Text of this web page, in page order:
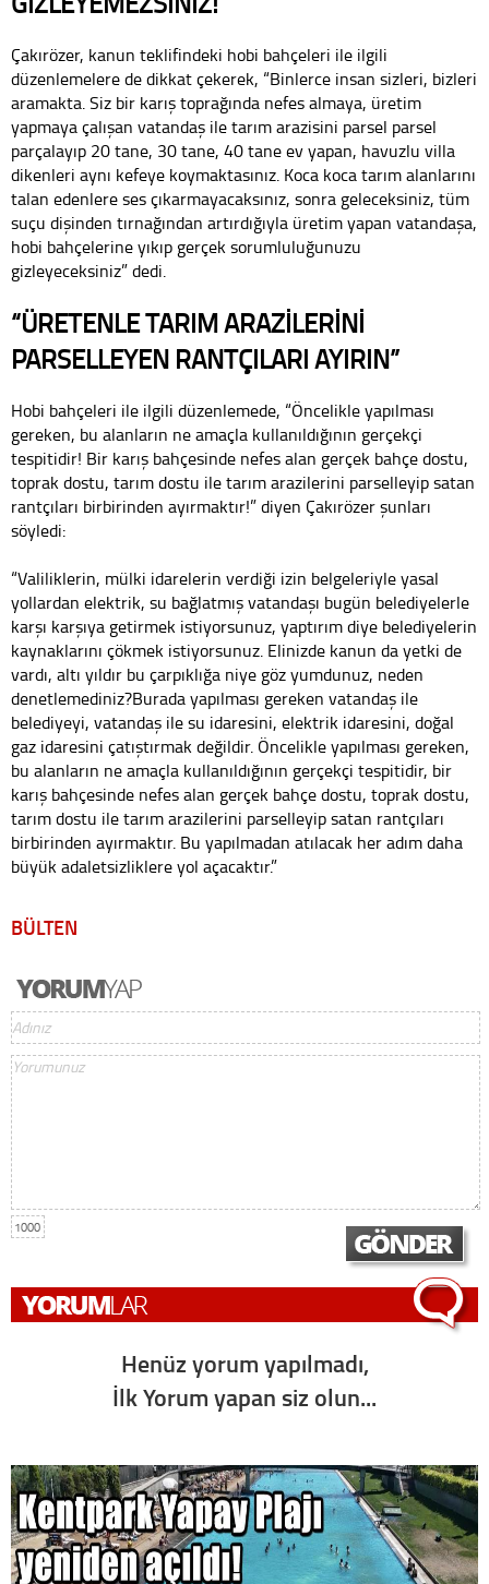
Çakırözer, kanun teklifindeki hobi bahçeleri ile ilgili
düzenlemelere de dikkat çekerek, “Binlerce insan sizleri, bizleri
aramakta. Siz bir karış toprağında nefes almaya, üretim
yapmaya çalışan vatandaş ile tarım arazisini parsel parsel
parçalayıp 20 tane, 30 tane, 40 tane ev yapan, havuzlu villa
dikenleri aynı kefeye koymaktasınız. Koca koca tarım alanlarını
talan edenlere ses çıkarmayacaksınız, sonra geleceksiniz, tüm
suçu dişinden tırnağından artırdığıyla üretim yapan vatandaşa,
hobi bahçelerine yıkıp gerçek sorumluluğunuzu
gizleyeceksiniz” dedi.
“ÜRETENLE TARIM ARAZİLERİNİ
PARSELLEYEN RANTÇILARI AYIRIN”
Hobi bahçeleri ile ilgili düzenlemede, “Öncelikle yapılması
gereken, bu alanların ne amaçla kullanıldığının gerçekçi
tespitidir! Bir karış bahçesinde nefes alan gerçek bahçe dostu,
toprak dostu, tarım dostu ile tarım arazilerini parselleyip satan
rantçıları birbirinden ayırmaktır!” diyen Çakırözer şunları
söyledi:
“Valiliklerin, mülki idarelerin verdiği izin belgeleriyle yasal
yollardan elektrik, su bağlatmış vatandaşı bugün belediyelerle
karşı karşıya getirmek istiyorsunuz, yaptırım diye belediyelerin
kaynaklarını çökmek istiyorsunuz. Elinizde kanun da yetki de
vardı, altı yıldır bu çarpıklığa niye göz yumdunuz, neden
denetlemediniz?Burada yapılması gereken vatandaş ile
belediyeyi, vatandaş ile su idaresini, elektrik idaresini, doğal
gaz idaresini çatıştırmak değildir. Öncelikle yapılması gereken,
bu alanların ne amaçla kullanıldığının gerçekçi tespitidir, bir
karış bahçesinde nefes alan gerçek bahçe dostu, toprak dostu,
tarım dostu ile tarım arazilerini parselleyip satan rantçıları
birbirinden ayırmaktır. Bu yapılmadan atılacak her adım daha
büyük adaletsizliklere yol açacaktır.”
BÜLTEN
1000
Henüz yorum yapılmadı,
İlk Yorum yapan siz olun...